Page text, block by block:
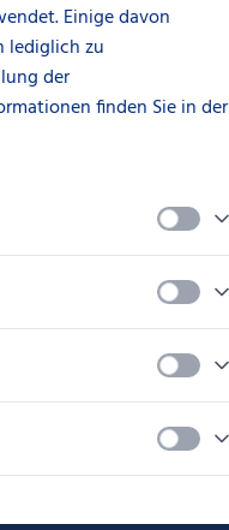
Einige davon
lediglich zu
der
finden Sie in der